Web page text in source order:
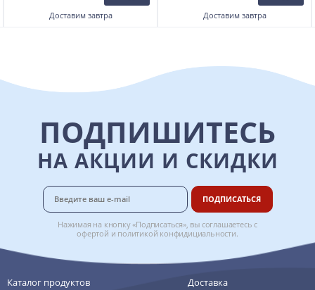
Доставим завтра Доставим завтра
ПОДПИШИТЕСЬ
НА АКЦИИ И СКИДКИ
ПОДПИСАТЬСЯ
Нажимая на кнопку «Подписаться», вы соглашаетесь с
офертой и политикой конфидициальности.
Каталог продуктов
Доставка